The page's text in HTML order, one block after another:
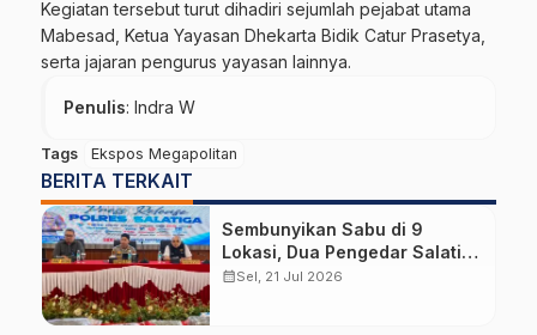
Kegiatan tersebut turut dihadiri sejumlah pejabat utama
Mabesad, Ketua Yayasan Dhekarta Bidik Catur Prasetya,
serta jajaran pengurus yayasan lainnya.
Penulis: Indra W
Tags Ekspos Megapolitan
BERITA TERKAIT
Sembunyikan Sabu di 9
Lokasi, Dua Pengedar Salatiga
Diciduk dengan Barang Bukti
calendar_monthSel, 21 Jul 2026